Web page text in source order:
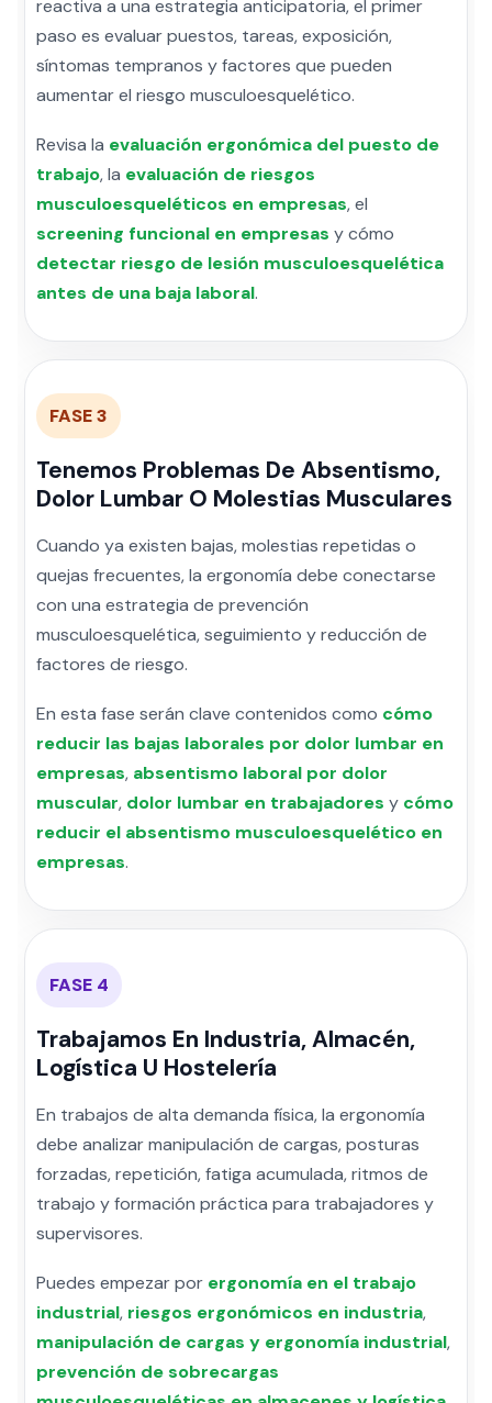
reactiva a una estrategia anticipatoria, el primer
paso es evaluar puestos, tareas, exposición,
síntomas tempranos y factores que pueden
aumentar el riesgo musculoesquelético.
Revisa la evaluación ergonómica del puesto de
trabajo, la evaluación de riesgos
musculoesqueléticos en empresas, el
screening funcional en empresas y cómo
detectar riesgo de lesión musculoesquelética
antes de una baja laboral.
FASE 3
Tenemos Problemas De Absentismo,
Dolor Lumbar O Molestias Musculares
Cuando ya existen bajas, molestias repetidas o
quejas frecuentes, la ergonomía debe conectarse
con una estrategia de prevención
musculoesquelética, seguimiento y reducción de
factores de riesgo.
En esta fase serán clave contenidos como cómo
reducir las bajas laborales por dolor lumbar en
empresas, absentismo laboral por dolor
muscular, dolor lumbar en trabajadores y cómo
reducir el absentismo musculoesquelético en
empresas.
FASE 4
Trabajamos En Industria, Almacén,
Logística U Hostelería
En trabajos de alta demanda física, la ergonomía
debe analizar manipulación de cargas, posturas
forzadas, repetición, fatiga acumulada, ritmos de
trabajo y formación práctica para trabajadores y
supervisores.
Puedes empezar por ergonomía en el trabajo
industrial, riesgos ergonómicos en industria,
manipulación de cargas y ergonomía industrial,
prevención de sobrecargas